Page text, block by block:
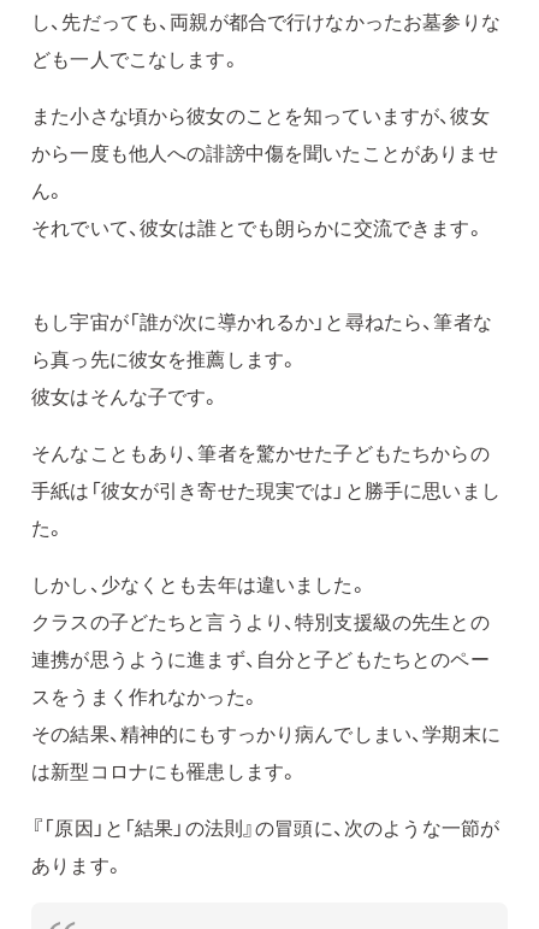
し、先だっても、両親が都合で行けなかったお墓参りな
ども一人でこなします。
また小さな頃から彼女のことを知っていますが、彼女
から一度も他人への誹謗中傷を聞いたことがありませ
ん。
それでいて、彼女は誰とでも朗らかに交流できます。
もし宇宙が「誰が次に導かれるか」と尋ねたら、筆者な
ら真っ先に彼女を推薦します。
彼女はそんな子です。
そんなこともあり、筆者を驚かせた子どもたちからの
手紙は「彼女が引き寄せた現実では」と勝手に思いまし
た。
しかし、少なくとも去年は違いました。
クラスの子どたちと言うより、特別支援級の先生との
連携が思うように進まず、自分と子どもたちとのペー
スをうまく作れなかった。
その結果、精神的にもすっかり病んでしまい、学期末に
は新型コロナにも罹患します。
『「原因」と「結果」の法則』の冒頭に、次のような一節が
あります。